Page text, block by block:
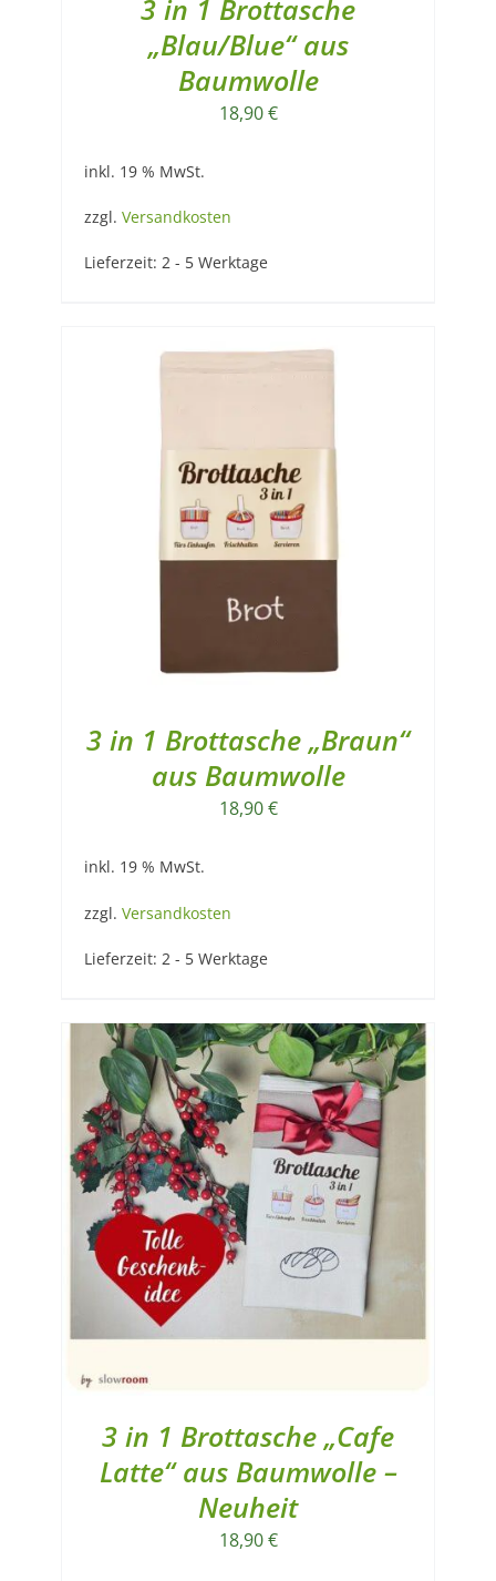
3 in 1 Brottasche
„Blau/Blue“ aus
Baumwolle
18,90€
inkl. 19 % MwSt.
zzgl. Versandkosten
Lieferzeit: 2 - 5 Werktage
3 in 1 Brottasche „Braun“
aus Baumwolle
18,90€
inkl. 19 % MwSt.
zzgl. Versandkosten
Lieferzeit: 2 - 5 Werktage
3 in 1 Brottasche „Cafe
Latte“ aus Baumwolle –
Neuheit
18,90€